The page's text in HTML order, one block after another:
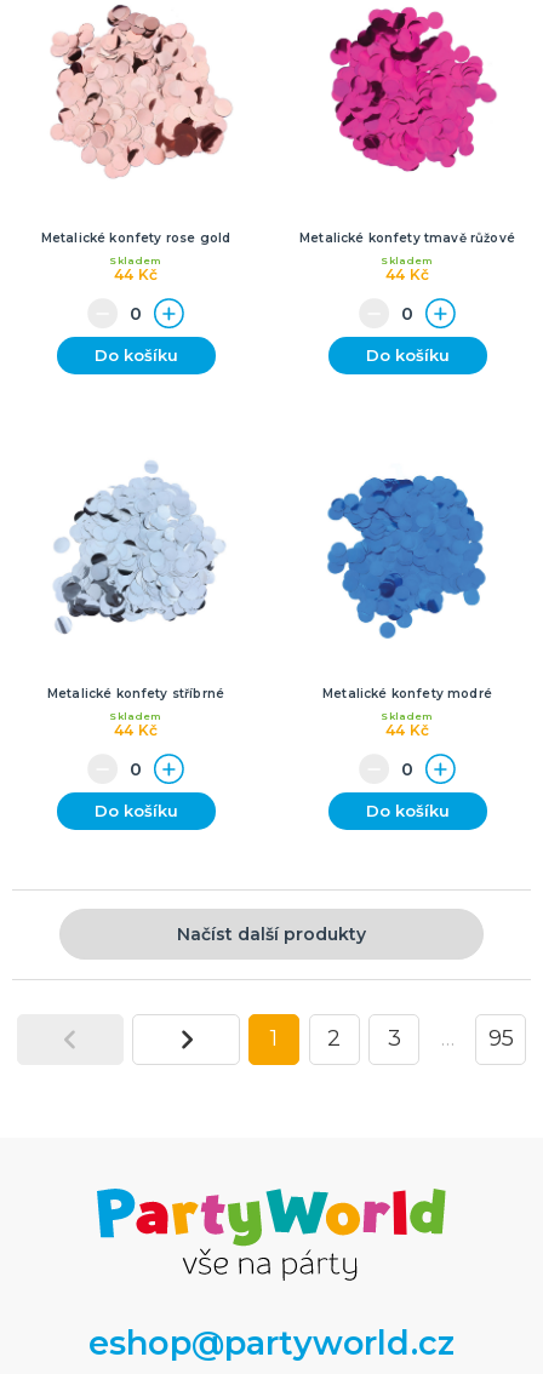
Metalické konfety rose gold
44 Kč
Skladem
Do košíku
Metalické konfety tmavě růžové
44 Kč
Skladem
Do košíku
Metalické konfety stříbrné
44 Kč
Skladem
Do košíku
Metalické konfety modré
44 Kč
Skladem
Do košíku
Načíst další produkty
1 2 3 … 95
eshop@partyworld.cz